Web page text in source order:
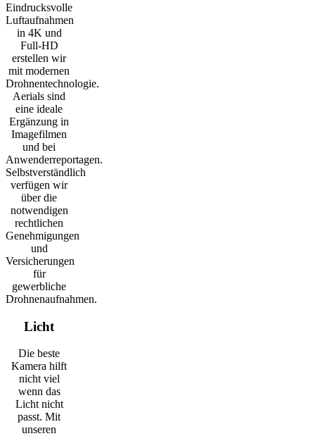
Eindrucksvolle
Luftaufnahmen
in 4K und
Full-HD
erstellen wir
mit modernen
Drohnentechnologie.
Aerials sind
eine ideale
Ergänzung in
Imagefilmen
und bei
Anwenderreportagen.
Selbstverständlich
verfügen wir
über die
notwendigen
rechtlichen
Genehmigungen
und
Versicherungen
für
gewerbliche
Drohnenaufnahmen.
Licht
Die beste
Kamera hilft
nicht viel
wenn das
Licht nicht
passt. Mit
unseren